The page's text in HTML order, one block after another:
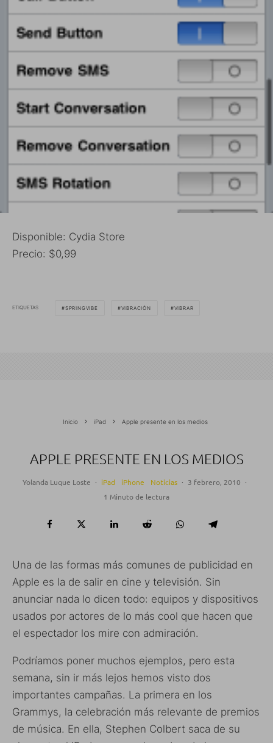
Disponible: Cydia Store
Precio: $0,99
ETIQUETAS SPRINGVIBE VIBRACIÓN VIBRAR
Inicio iPad Apple presente en los medios
APPLE PRESENTE EN LOS MEDIOS
Yolanda Luque Loste · iPad iPhone Noticias · 3 febrero, 2010 ·
1 Minuto de lectura
Una de las formas más comunes de publicidad en
Apple es la de salir en cine y televisión. Sin
anunciar nada lo dicen todo: equipos y dispositivos
usados por actores de lo más cool que hacen que
el espectador los mire con admiración.
Podríamos poner muchos ejemplos, pero esta
semana, sin ir más lejos hemos visto dos
importantes campañas. La primera en los
Grammys, la celebración más relevante de premios
de música. En ella, Stephen Colbert saca de su